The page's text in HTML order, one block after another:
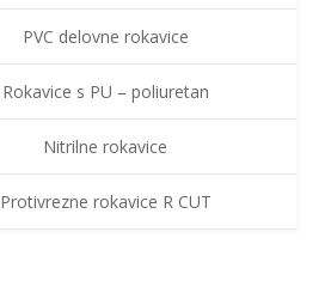
PVC delovne rokavice
Rokavice s PU – poliuretan
Nitrilne rokavice
Protivrezne rokavice R CUT